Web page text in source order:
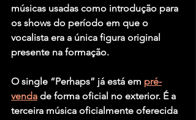
músicas usadas como introdução para
os shows do período em que o
vocalista era a única figura original
presente na formação.
O single “Perhaps” já está em pré-
venda de forma oficial no exterior. É a
terceira música oficialmente oferecida